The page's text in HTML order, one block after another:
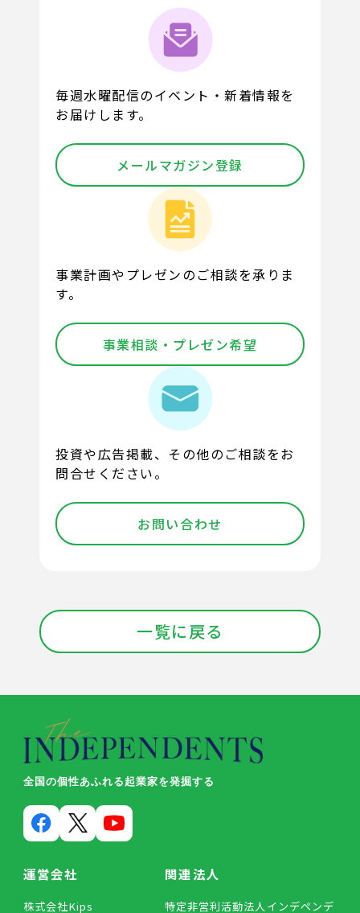
毎週水曜配信のイベント・新着情報を
お届けします。
メールマガジン登録
事業計画やプレゼンのご相談を承りま
す。
事業相談・プレゼン希望
投資や広告掲載、その他のご相談をお
問合せください。
お問い合わせ
一覧に戻る
全国の個性あふれる起業家を発掘する
運営会社
株式会社Kips
関連法人
特定非営利活動法人インデペンデ